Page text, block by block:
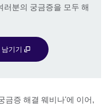
러분의 궁금증을 모두 해
남기기
금증 해결 웨비나'에 이어,